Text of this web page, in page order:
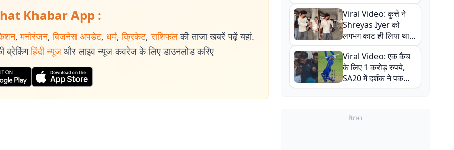
Khabar App :
, मनोरंजन, बिजनेस अपडेट, धर्म, क्रिकेट, राशिफल की ताजा खबरें पढ़ें यहां.
ब्रेकिंग हिंदी न्यूज और लाइव न्यूज कवरेज के लिए डाउनलोड करिए
ऑफिस में ले जाकर पीटा,
Video वायरल
Viral Video: कुत्ते ने
Shreyas Iyer को
लगभग काट ही लिया था,
न्यूजीलैंड सीरीज से पहले
बाल-बाल बचे
Viral Video: एक कैच
के लिए 1 करोड़ रुपये,
SA20 में दर्शक ने पकड़ा
एक हाथ से गजब का कैच
विज्ञापन